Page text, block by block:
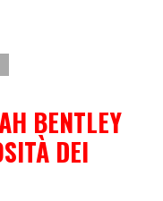
BENTLEY
DEI